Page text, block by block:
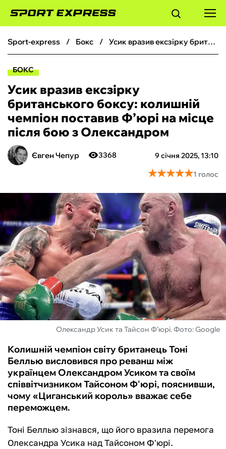
ФУТБОЛ
БОКС
ХОКЕЙ
ТЕНІС
КІБЕРСПОРТ
ЧС-2026
ФУТЗАЛ
ІНШІ
БУКМЕКЕРИ
sport-express бокс Усик вразив ексзірку британського боксу: колишній чемпіон поставив Ф’юрі на місце після бою з Олександром
БОКС
Усик вразив ексзірку
британського боксу: колишній
чемпіон поставив Ф’юрі на місце
після бою з Олександром
Євген Чепур 9 січня 2025, 13:10
3368
★★★★★
★★★★★1 голос
Олександр Усик та Тайсон Ф’юрі. Фото: Google
Колишній чемпіон світу британець Тоні
Беллью висловився про реванш між
українцем Олександром Усиком та своїм
співвітчизником Тайсоном Ф'юрі, пояснивши,
чому «‎Циганський король» вважає себе
переможцем.
Тоні Беллью зізнався, що його вразила перемога
Олександра Усика над Тайсоном Ф'юрі.